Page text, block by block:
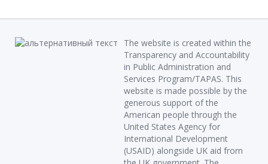
The website is created within the
Transparency and Accountability
in Public Administration and
Services Program/TAPAS. This
website is made possible by the
generous support of the
American people through the
United States Agency for
International Development
(USAID) alongside UK aid from